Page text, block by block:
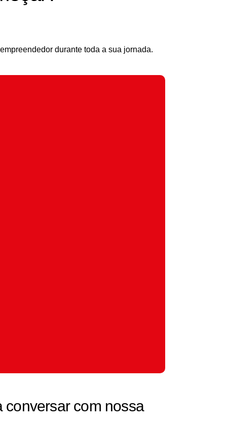
durante toda a sua jornada.
conversar com nossa